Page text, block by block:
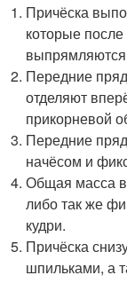
Причёска
которые
Передние
отделяют
прикорневой
Передние
начёсом и
Общая масса
либо так же
кудри.
Причёска
шпильками, а